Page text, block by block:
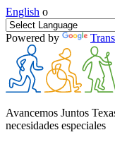
English o
Powered by
Avancemos Juntos
necesidades especiales